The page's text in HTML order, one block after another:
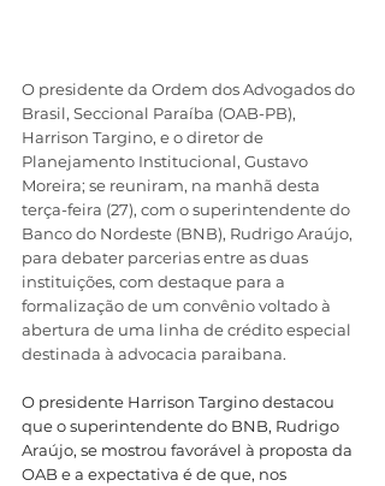
O presidente da Ordem dos Advogados do
Brasil, Seccional Paraíba (OAB-PB),
Harrison Targino, e o diretor de
Planejamento Institucional, Gustavo
Moreira; se reuniram, na manhã desta
terça-feira (27), com o superintendente do
Banco do Nordeste (BNB), Rudrigo Araújo,
para debater parcerias entre as duas
instituições, com destaque para a
formalização de um convênio voltado à
abertura de uma linha de crédito especial
destinada à advocacia paraibana.
O presidente Harrison Targino destacou
que o superintendente do BNB, Rudrigo
Araújo, se mostrou favorável à proposta da
OAB e a expectativa é de que, nos